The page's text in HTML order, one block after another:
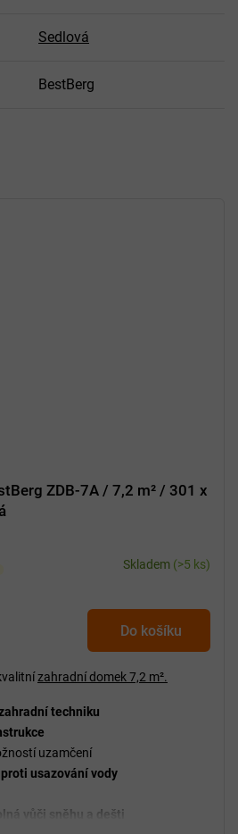
Sedlová
BestBerg
ZDB-7A / 7,2 m² / 301 x
Skladem (>5 ks)
Do košíku
zahradní domek7,2 m².
techniku
uzamčení
proti usazování vody
vůči sněhu a dešti